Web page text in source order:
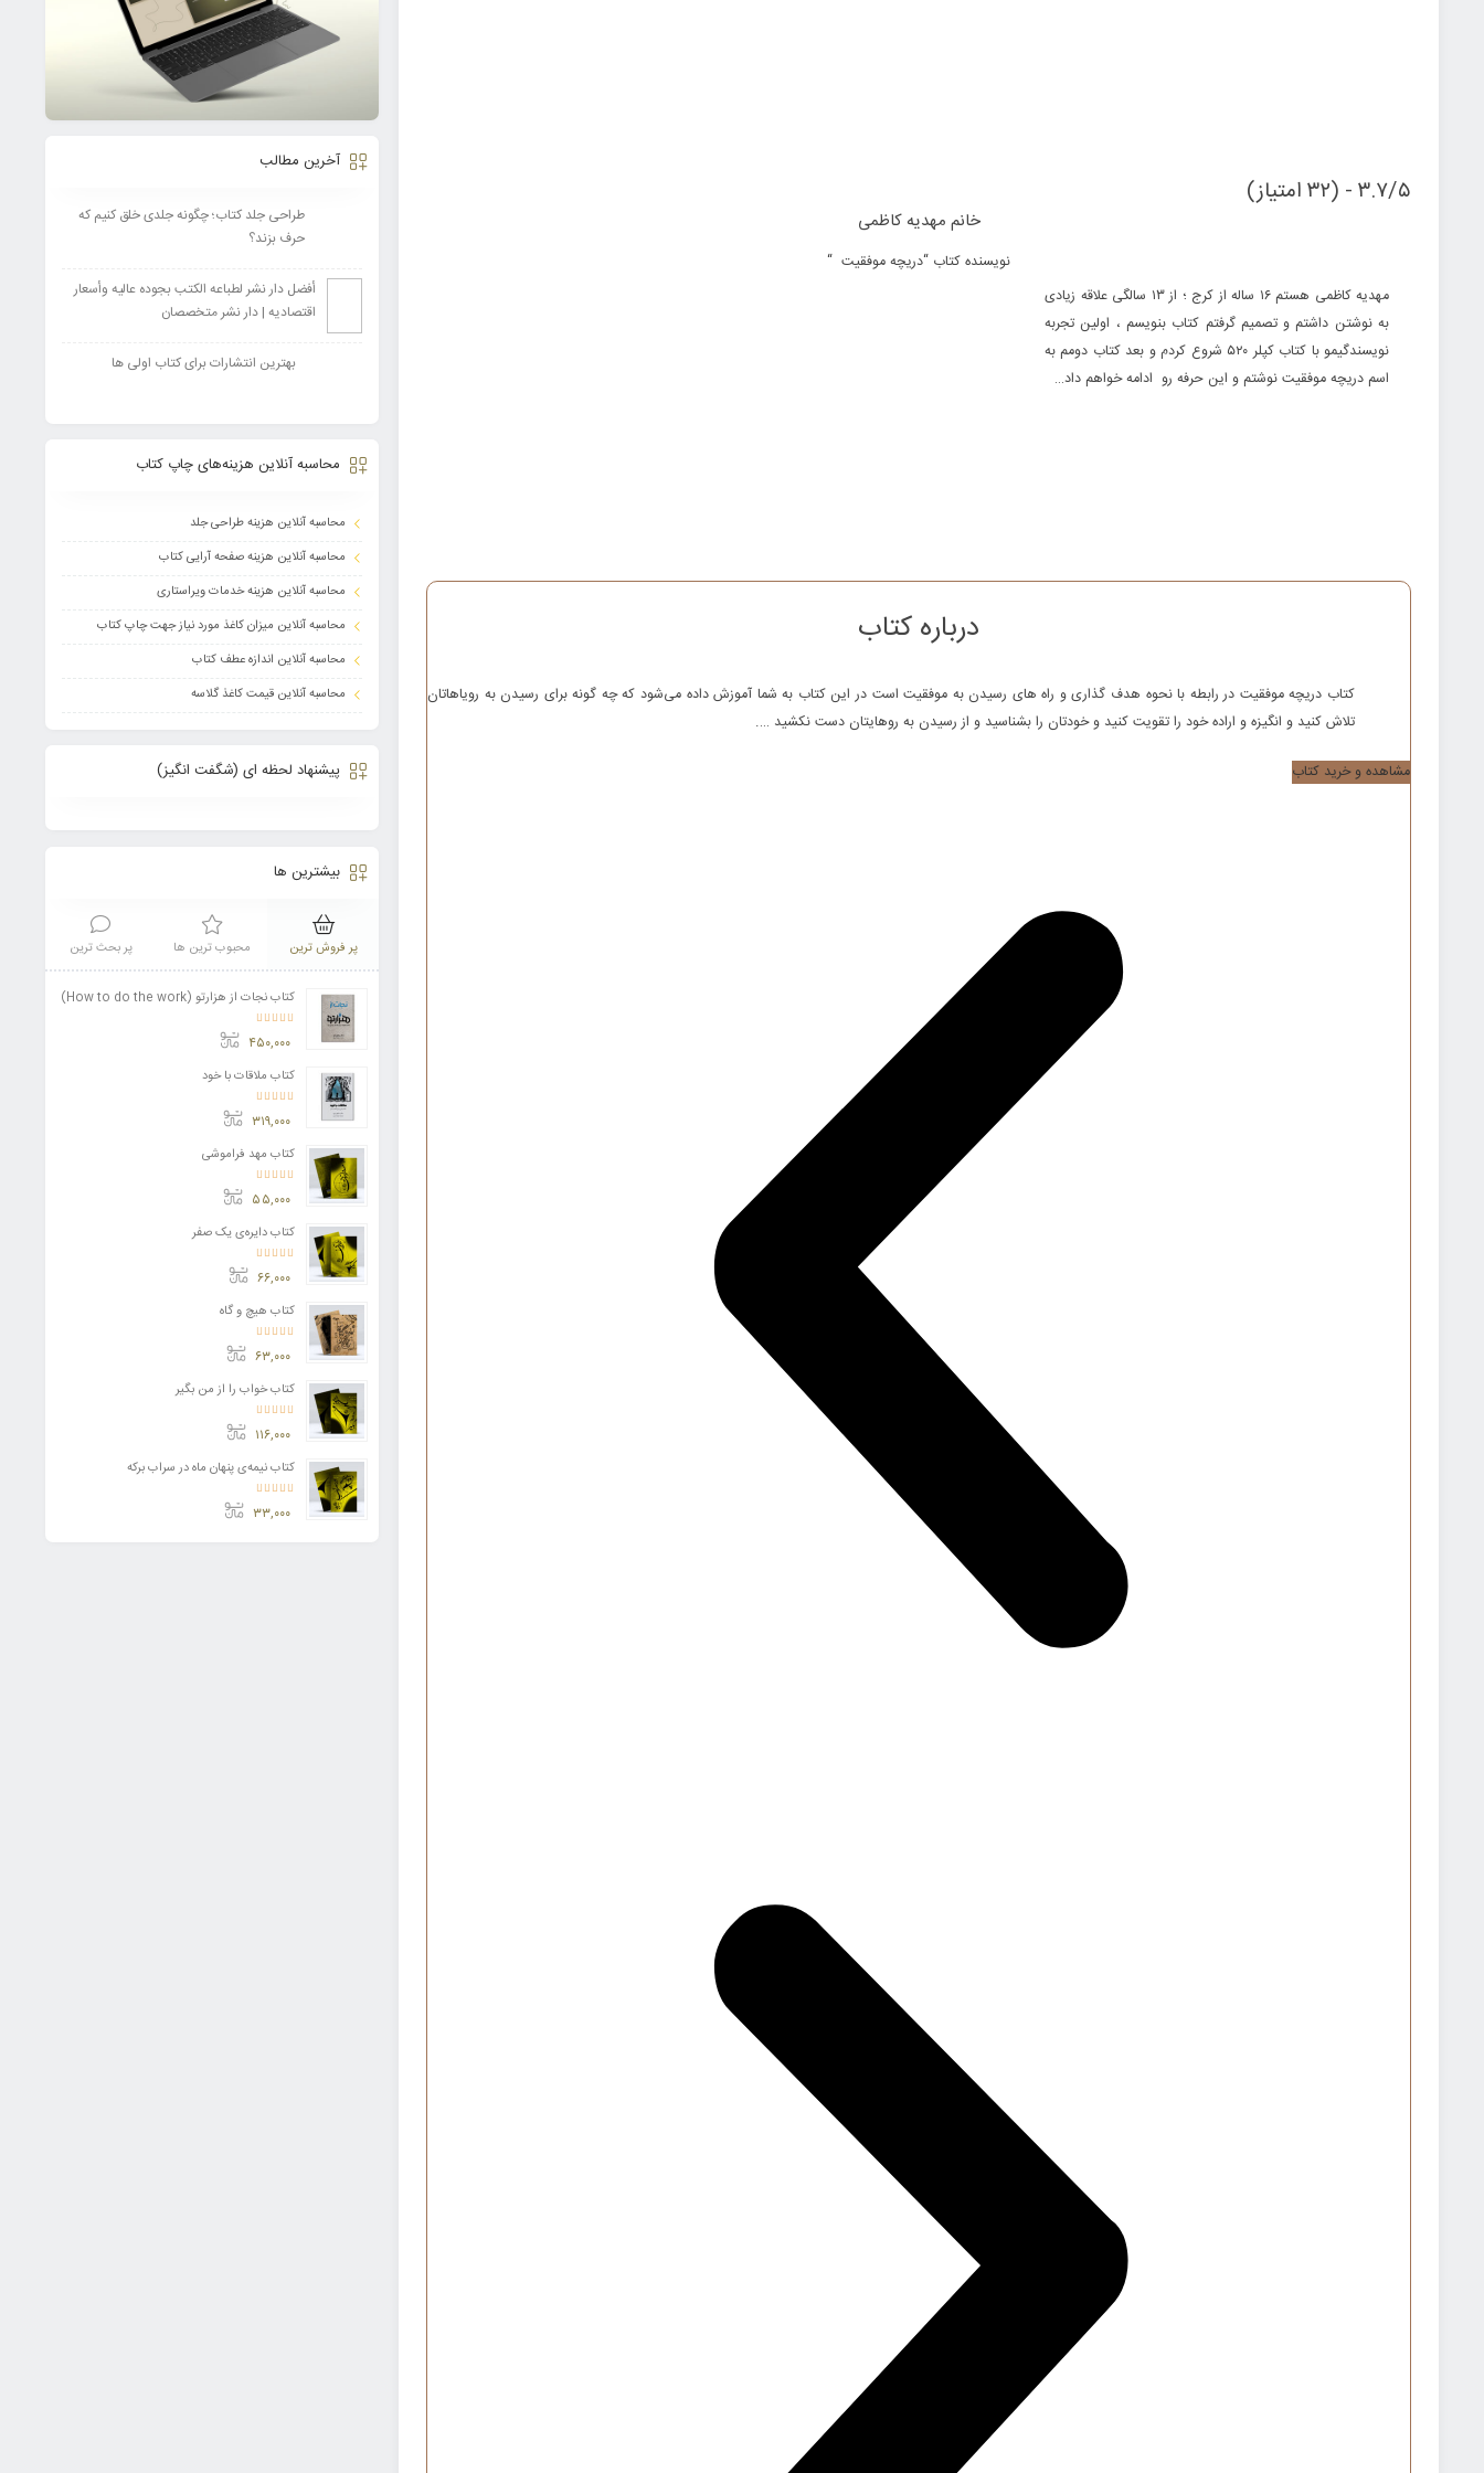
۳.۷/۵ - (۳۲ امتیاز)
خانم مهدیه کاظمی
نویسنده کتاب “دریچه موفقیت “
مهدیه کاظمی هستم ۱۶ ساله از کرج ؛ از ۱۳ سالگی علاقه زیادی
به نوشتن داشتم و تصمیم گرفتم کتاب بنویسم ، اولین تجربه
نویسندگیمو با کتاب کپلر ۵۲۰ شروع کردم و بعد کتاب دومم به
اسم دریچه موفقیت نوشتم و این حرفه رو ادامه خواهم داد…
درباره کتاب
کتاب دریچه موفقیت در رابطه با نحوه هدف گذاری و راه های رسیدن به موفقیت است در این کتاب به شما آموزش داده می‌شود که چه گونه برای رسیدن به رویاهاتان
تلاش کنید و انگیزه و اراده خود را تقویت کنید و خودتان را بشناسید و از رسیدن به روهایتان دست نکشید ….
مشاهده و خرید کتاب
آخرین مطالب
طراحی جلد کتاب؛ چگونه جلدی خلق کنیم که
حرف بزند؟
أفضل دار نشر لطباعه الکتب بجوده عالیه وأسعار
اقتصادیه | دار نشر متخصصان
بهترین انتشارات برای کتاب اولی ها
محاسبه آنلاین هزینه‌های چاپ کتاب
محاسبه آنلاین هزینه طراحی جلد
محاسبه آنلاین هزینه صفحه آرایی کتاب
محاسبه آنلاین هزینه خدمات ویراستاری
محاسبه آنلاین میزان کاغذ مورد نیاز جهت چاپ کتاب
محاسبه آنلاین اندازه عطف کتاب
محاسبه آنلاین قیمت کاغذ گلاسه
پیشنهاد لحظه ای (شگفت انگیز)
بیشترین ها
پر فروش ترین محبوب ترین ها پر بحث ترین
کتاب نجات از هزارتو (How to do the work)
4.11 از 5 ۴۵۰,۰۰۰
کتاب ملاقات با خود
امتیاز3.50 از 5 ۳۱۹,۰۰۰
کتاب مهد فراموشی
5.00 از 5 ۵۵,۰۰۰
کتاب دایره‌ی یک صفر
امتیاز5.00از 5 ۶۶,۰۰۰
کتاب هیچ و گاه
امتیاز5.00 از 5 ۶۳,۰۰۰
کتاب خواب را از من بگیر
امتیاز5.00 از 5 ۱۱۶,۰۰۰
کتاب نیمه‌ی پنهان ماه در سراب برکه
امتیاز5.00 از 5 ۳۳,۰۰۰